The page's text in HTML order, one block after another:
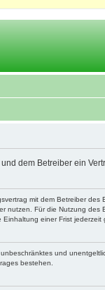
und dem Betreiber ein
mit dem Betreiber
Für die Nutzung des
einer Frist jederzeit
und
bestehen.